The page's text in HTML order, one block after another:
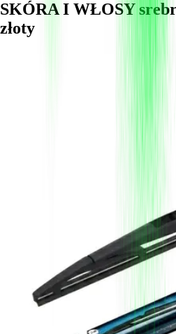
SKÓRA I WŁOSY
złoty